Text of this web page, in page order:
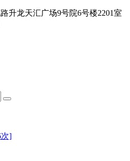
升龙天汇广场9号院6号楼2201室
]